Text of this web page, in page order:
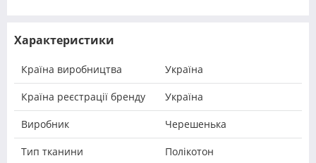
Характеристики
Країна виробництва Україна
Країна реєстрації бренду Україна
Виробник Черешенька
Тип тканини Полікотон